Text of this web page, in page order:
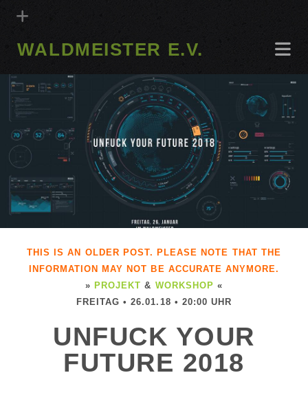
WALDMEISTER E.V.
THIS IS AN OLDER POST. PLEASE NOTE THAT THE
INFORMATION MAY NOT BE ACCURATE ANYMORE.
» PROJEKT & WORKSHOP «
FREITAG • 26.01.18 • 20:00 UHR
UNFUCK YOUR
FUTURE 2018